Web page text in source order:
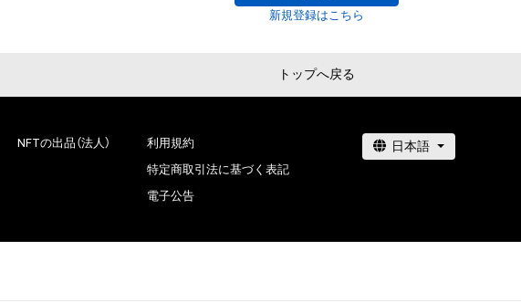
新規登録はこちら
トップへ戻る
NFTの出品（法人）
利用規約
特定商取引法に基づく表記
電子公告